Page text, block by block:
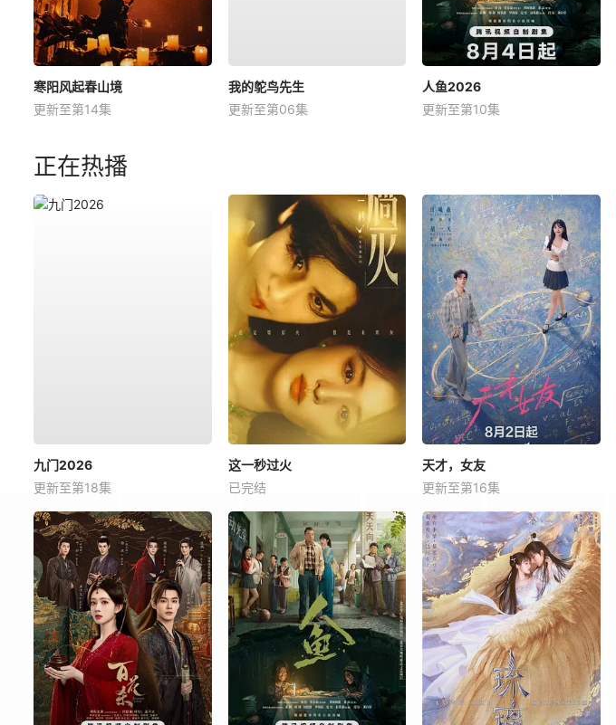
寒阳风起春山境
更新至第14集
我的鸵鸟先生
更新至第06集
人鱼2026
更新至第10集
正在热播
九门2026
更新至第18集
这一秒过火
已完结
天才，女友
更新至第16集